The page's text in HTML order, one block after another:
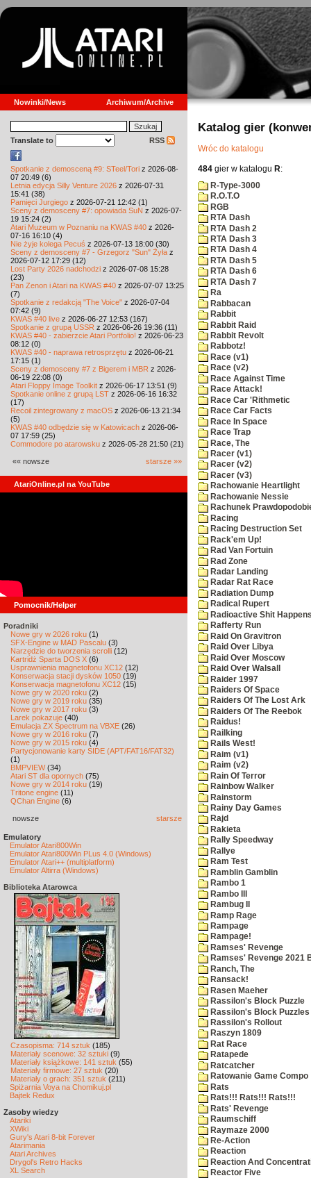
Nowinki/News Archiwum/Archive
Translate to RSS
Spotkanie z demosceną #9: STeel/Tori z 2026-08-
07 20:49 (6)
Letnia edycja Silly Venture 2026 z 2026-07-31
15:41 (38)
Pamięci Jurgiego z 2026-07-21 12:42 (1)
Sceny z demosceny #7: opowiada SuN z 2026-07-
19 15:24 (2)
Atari Muzeum w Poznaniu na KWAS #40 z 2026-
07-16 16:10 (4)
Nie żyje kolega Pecuś z 2026-07-13 18:00 (30)
Sceny z demosceny #7 - Grzegorz "Sun" Żyła z
2026-07-12 17:29 (12)
Lost Party 2026 nadchodzi z 2026-07-08 15:28
(23)
Pan Zenon i Atari na KWAS #40 z 2026-07-07 13:25
(7)
Spotkanie z redakcją "The Voice" z 2026-07-04
07:42 (9)
KWAS #40 live z 2026-06-27 12:53 (167)
Spotkanie z grupą USSR z 2026-06-26 19:36 (11)
KWAS #40 - zabierzcie Atari Portfolio! z 2026-06-23
08:12 (0)
KWAS #40 - naprawa retrosprzętu z 2026-06-21
17:15 (1)
Sceny z demosceny #7 z Bigerem i MBR z 2026-
06-19 22:08 (0)
Atari Floppy Image Toolkit z 2026-06-17 13:51 (9)
Spotkanie online z grupą LST z 2026-06-16 16:32
(17)
Recoil zintegrowany z macOS z 2026-06-13 21:34
(5)
KWAS #40 odbędzie się w Katowicach z 2026-06-
07 17:59 (25)
Commodore po atarowsku z 2026-05-28 21:50 (21)
«« nowsze starsze »»
AtariOnline.pl na YouTube
Pomocnik/Helper
Poradniki
Nowe gry w 2026 roku (1)
SFX-Engine w MAD Pascalu (3)
Narzędzie do tworzenia scrolli (12)
Kartridż Sparta DOS X (6)
Usprawnienia magnetofonu XC12 (12)
Konserwacja stacji dysków 1050 (19)
Konserwacja magnetofonu XC12 (15)
Nowe gry w 2020 roku (2)
Nowe gry w 2019 roku (35)
Nowe gry w 2017 roku (3)
Larek pokazuje (40)
Emulacja ZX Spectrum na VBXE (26)
Nowe gry w 2016 roku (7)
Nowe gry w 2015 roku (4)
Partycjonowanie karty SIDE (APT/FAT16/FAT32)
(1)
BMPVIEW(34)
Atari ST dla opornych (75)
Nowe gry w 2014 roku (19)
Tritone engine (11)
QChan Engine (6)
nowsze starsze
Emulatory
Emulator Atari800Win
Emulator Atari800Win PLus 4.0 (Windows)
Emulator Atari++ (multiplatform)
Emulator Altirra (Windows)
Biblioteka Atarowca
Czasopisma: 714 sztuk (185)
Materiały scenowe: 32 sztuki (9)
Materiały książkowe: 141 sztuk (55)
Materiały firmowe: 27 sztuk (20)
Materiały o grach: 351 sztuk (211)
Spiżarnia Voya na Chomikuj.pl
Bajtek Redux
Zasoby wiedzy
Atariki
XWiki
Gury's Atari 8-bit Forever
Atarimania
Atari Archives
Drygol's Retro Hacks
XL Search
Katalog gier
Wróc do katalogu
484 gier w katalogu R:
R-Type-3000
R.O.T.O
RGB
RTA Dash
RTA Dash 2
RTA Dash 3
RTA Dash 4
RTA Dash 5
RTA Dash 6
RTA Dash 7
Ra
Rabbacan
Rabbit
Rabbit Raid
Rabbit Revolt
Rabbotz!
Race (v1)
Race (v2)
Race Against Time
Race Attack!
Race Car 'Rithmetic
Race Car Facts
Race In Space
Race Trap
Race, The
Racer (v1)
Racer (v2)
Racer (v3)
Rachowanie Heartlight
Rachowanie Nessie
Rachunek
Racing
Racing Destruction Set
Rack'em Up!
Rad Van Fortuin
Rad Zone
Radar Landing
Radar Rat Race
Radiation Dump
Radical Rupert
Radioactive Shit
Rafferty Run
Raid On Gravitron
Raid Over Libya
Raid Over Moscow
Raid Over Walsall
Raider 1997
Raiders Of Space
Raiders Of The Lost Ark
Raiders Of The Reebok
Raidus!
Railking
Rails West!
Raim (v1)
Raim (v2)
Rain Of Terror
Rainbow Walker
Rainstorm
Rainy Day Games
Rajd
Rakieta
Rally Speedway
Rallye
Ram Test
Ramblin Gamblin
Rambo 1
Rambo III
Rambug II
Ramp Rage
Rampage
Rampage!
Ramses' Revenge
Ramses' Revenge 2021
Ranch, The
Ransack!
Rasen Maeher
Rassilon's Block Puzzle
Rassilon's Block Puzzles
Rassilon's Rollout
Raszyn 1809
Rat Race
Ratapede
Ratcatcher
Ratowanie Game Compo
Rats
Rats!!! Rats!!! Rats!!!
Rats' Revenge
Raumschiff
Raymaze 2000
Re-Action
Reaction
Reaction And
Reactor Five